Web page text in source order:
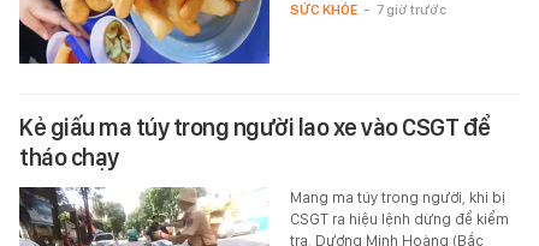
SỨC KHỎE - 7 giờ trước
Kẻ giấu ma túy trong người lao xe vào CSGT để
tháo chạy
Mang ma túy trong người, khi bị
CSGT ra hiệu lệnh dừng để kiểm
tra, Dương Minh Hoàng (Bắc